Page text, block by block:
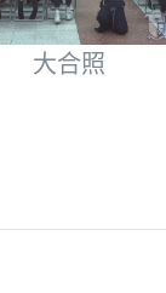
大合照